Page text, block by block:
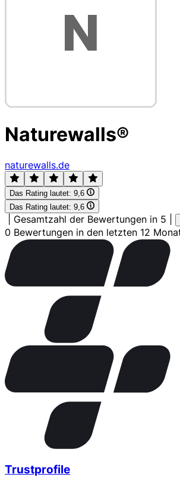
Naturewalls®
naturewalls.de
Das Rating lautet: 9,6
Das Rating lautet: 9,6
Gesamtzahl der Bewertungen in 5
0 Bewertungen in den letzten 12
Trustprofile